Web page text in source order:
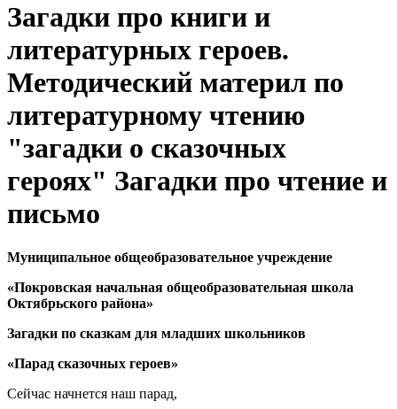
Загадки про книги и
литературных героев.
Методический материл по
литературному чтению
"загадки о сказочных
героях" Загадки про чтение и
письмо
Муниципальное общеобразовательное учреждение
«Покровская начальная общеобразовательная школа
Октябрьского района»
Загадки по сказкам для младших школьников
«Парад сказочных героев»
Сейчас начнется наш парад,